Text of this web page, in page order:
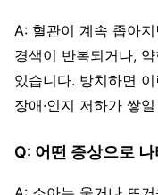
A: 혈관이 계속 좁아
경색이 반복되거나,
있습니다. 방치하면
장애·인지 저하가 쌓
Q: 어떤 증상으로